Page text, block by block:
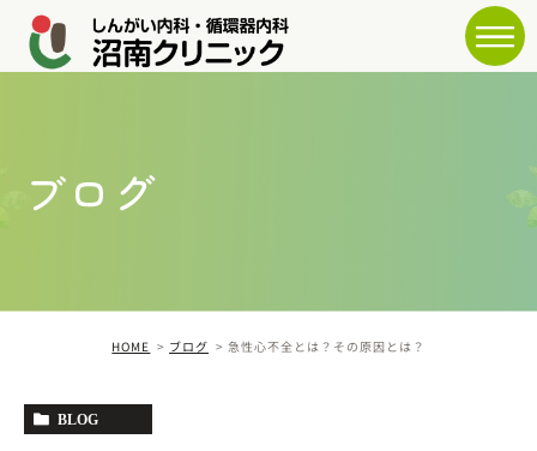
ブログ
HOME ブログ 急性心不全とは？その原因とは？
BLOG